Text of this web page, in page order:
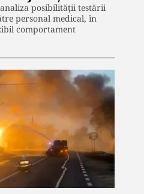
posibilităţii testării
personal medical, în
comportament